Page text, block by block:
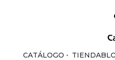
CATÁLOGO TIENDA